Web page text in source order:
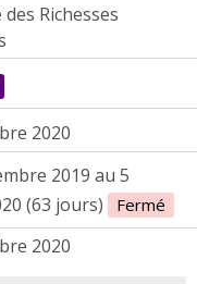
Richesses
2020
2019 au 5
(63 jours)
Fermé
2020